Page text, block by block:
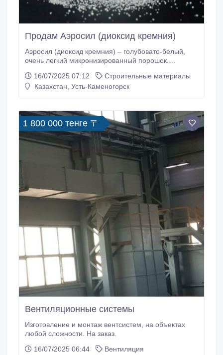
Продам Аэросил (диоксид кремния)
Аэросил (диоксид кремния) – голубовато-белый,
очень легкий микронизированный порошок.
Применяется как диспергатор, для стабилизации
суспензий. Можно достичь загущения жидкости с
заполнительный материал высокой плотности.
16/07/2025 07:12
Строительные материалы
Казахстан, Усть-Каменогорск
1 800 000 тенге 〒
Вентиляционные системы
Изготовление и монтаж вентсистем, на объектах
любой сложности. На заказ.
16/07/2025 06:44
Вентиляция